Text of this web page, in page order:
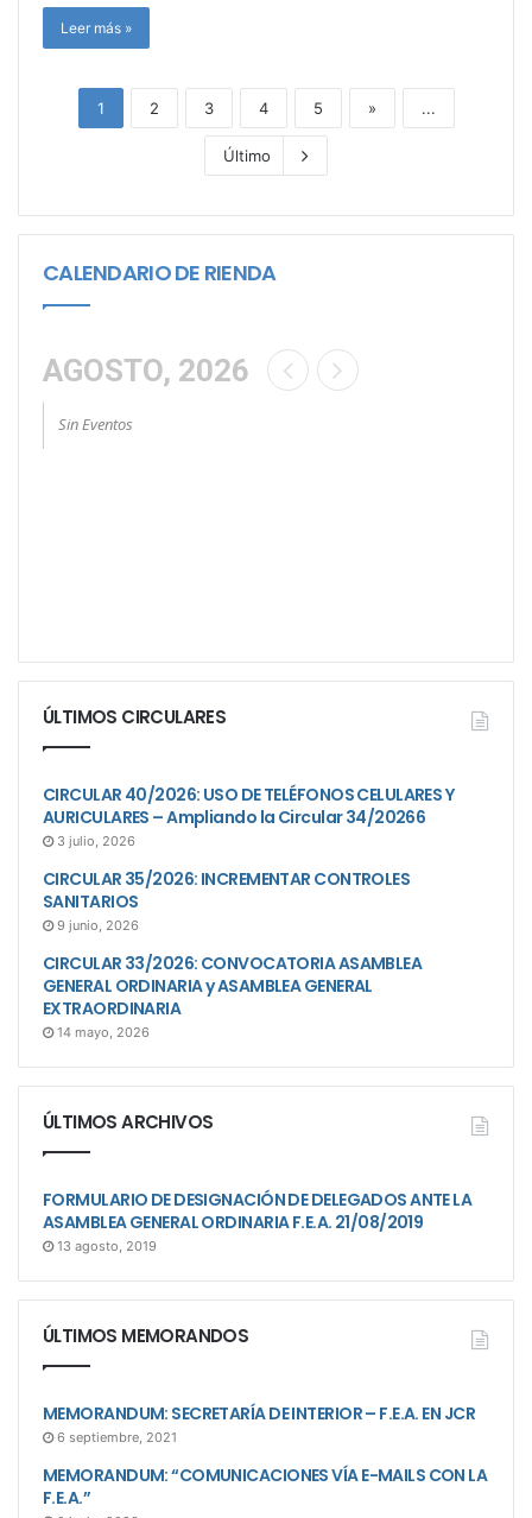
Leer más »
1 2 3 4 5 » ...
Último
CALENDARIO DE RIENDA
AGOSTO, 2026
Sin Eventos
ÚLTIMOS CIRCULARES
CIRCULAR 40/2026: USO DE TELÉFONOS CELULARES Y
AURICULARES – Ampliando la Circular 34/20266
3 julio, 2026
CIRCULAR 35/2026: INCREMENTAR CONTROLES
SANITARIOS
9 junio, 2026
CIRCULAR 33/2026: CONVOCATORIA ASAMBLEA
GENERAL ORDINARIA y ASAMBLEA GENERAL
EXTRAORDINARIA
14 mayo, 2026
ÚLTIMOS ARCHIVOS
FORMULARIO DE DESIGNACIÓN DE DELEGADOS ANTE LA
ASAMBLEA GENERAL ORDINARIA F.E.A. 21/08/2019
13 agosto, 2019
ÚLTIMOS MEMORANDOS
MEMORANDUM: SECRETARÍA DE INTERIOR – F.E.A. EN JCR
6 septiembre, 2021
MEMORANDUM: “COMUNICACIONES VÍA E-MAILS CON LA
F.E.A.”